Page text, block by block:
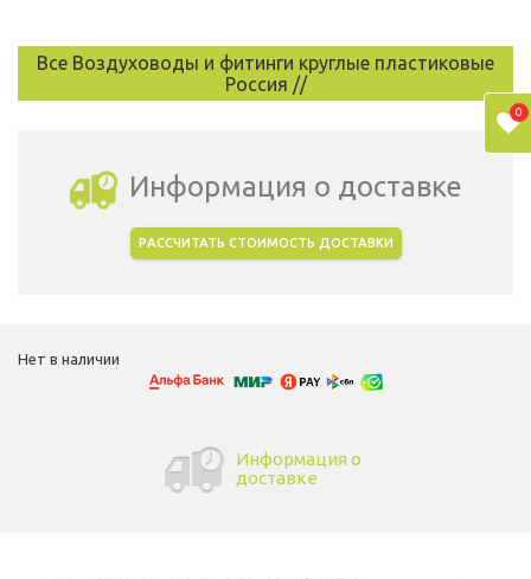
Все Воздуховоды и фитинги круглые пластиковые
Россия //
Информация о доставке
РАССЧИТАТЬ СТОИМОСТЬ ДОСТАВКИ
Нет в наличии
Информация о
доставке
0